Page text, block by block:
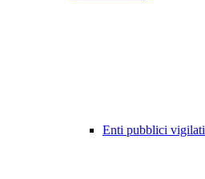
Enti pubblici vigilati